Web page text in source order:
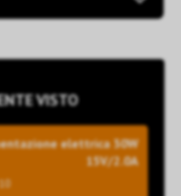
VISTO
elettrica 30W
15V/2.0A